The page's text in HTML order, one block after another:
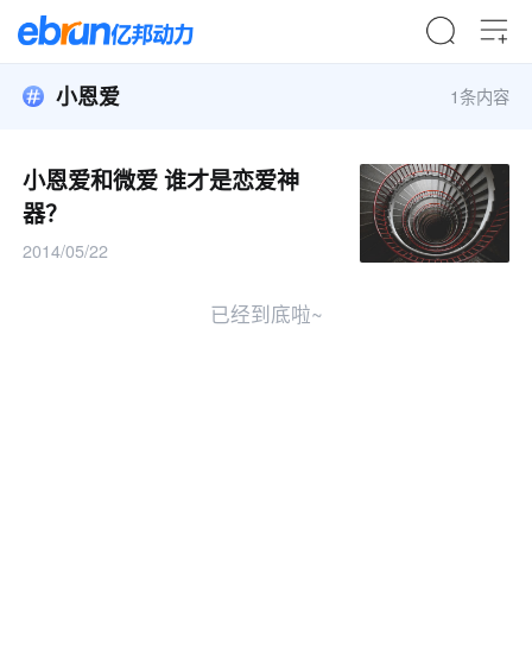
小恩爱 1条内容
小恩爱和微爱 谁才是恋爱神
器？
2014/05/22
已经到底啦~